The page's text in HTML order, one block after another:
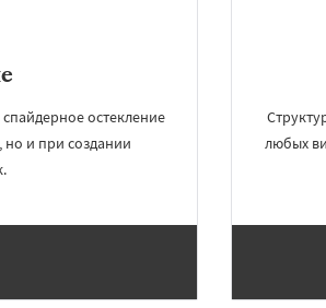
остекление
но и при создании
любых